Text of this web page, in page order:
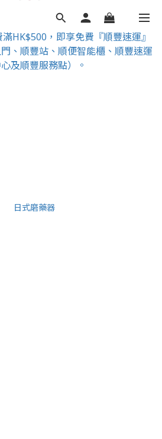
HK$500，即享免費『順豐速運』
、順豐站、順便智能櫃、順豐速運
及順豐服務點）。